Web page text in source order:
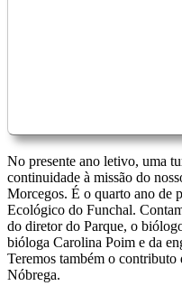
No presente ano letivo, uma
continuidade à missão do
Morcegos. É o quarto ano de
Ecológico do Funchal.
do diretor do Parque, o
bióloga Carolina Poim e da
Teremos também o contributo
Nóbrega.